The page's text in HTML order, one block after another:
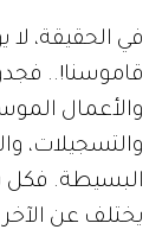
في الحقيقة،
قاموسنا!..
والأعمال
والتسجيلات،
البسيطة. فكل
يختلف عن